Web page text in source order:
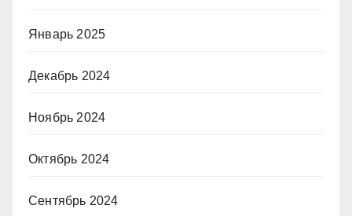
Январь 2025
Декабрь 2024
Ноябрь 2024
Октябрь 2024
Сентябрь 2024